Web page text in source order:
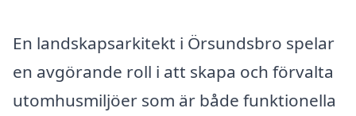
En landskapsarkitekt i Örsundsbro spelar
en avgörande roll i att skapa och förvalta
utomhusmiljöer som är både funktionella